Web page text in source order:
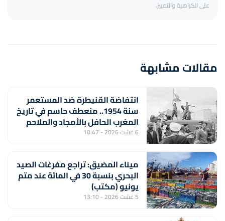
على الكراهية والتمييز.
مقالات مشابهة
انتفاضة القنيطرة ضد المستعمر
سنة 1954.. منعطف حاسم في تاريخ
المغرب الحافل بالأمجاد والملاحم
والبطولات
6 غشت 2026 - 10:47
ميناء المضيق: تراجع مفرغات الصيد
البحري بنسبة 30 في المائة عند متم
يونيو (مكتب)
5 غشت 2026 - 13:10